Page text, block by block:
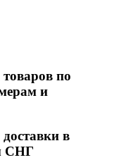
по
и
в
СНГ